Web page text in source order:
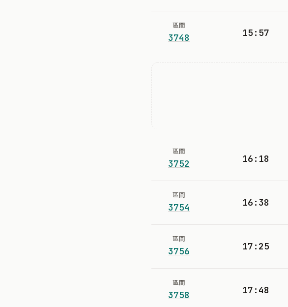
區間
3748 15:57
區間
3752 16:18
區間
3754 16:38
區間
3756 17:25
區間
3758 17:48